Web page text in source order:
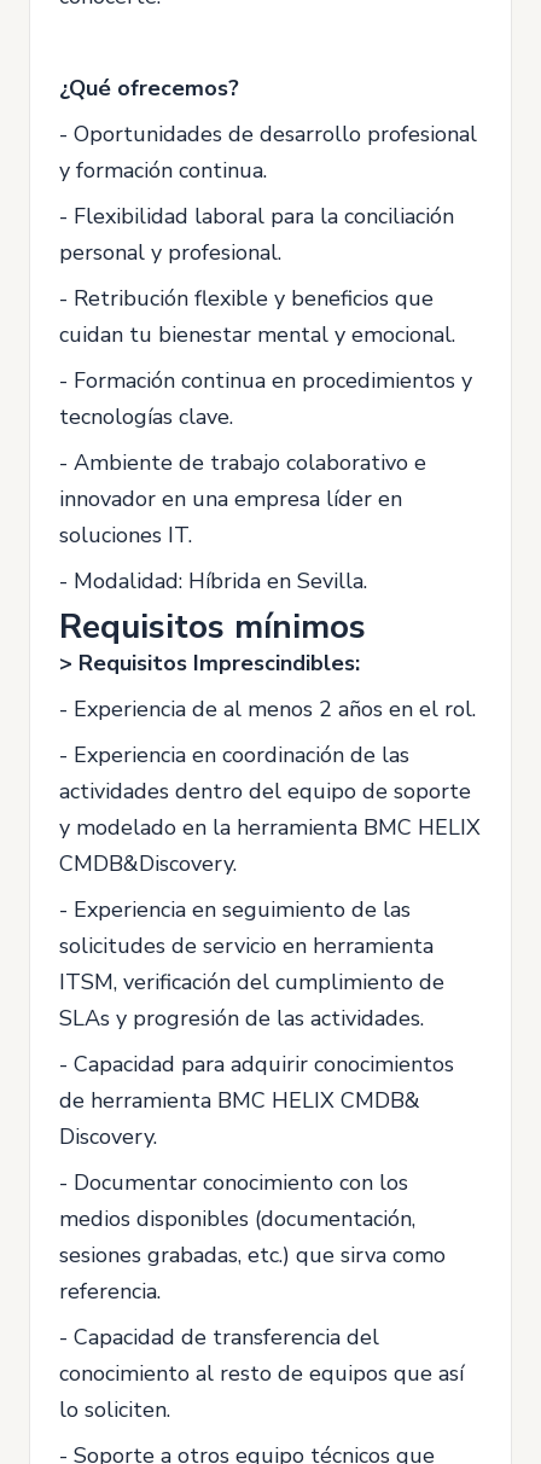
¿Qué ofrecemos?
- Oportunidades de desarrollo profesional
y formación continua.
- Flexibilidad laboral para la conciliación
personal y profesional.
- Retribución flexible y beneficios que
cuidan tu bienestar mental y emocional.
- Formación continua en procedimientos y
tecnologías clave.
- Ambiente de trabajo colaborativo e
innovador en una empresa líder en
soluciones IT.
- Modalidad: Híbrida en Sevilla.
Requisitos mínimos
> Requisitos Imprescindibles:
- Experiencia de al menos 2 años en el rol.
- Experiencia en coordinación de las
actividades dentro del equipo de soporte
y modelado en la herramienta BMC HELIX
CMDB&Discovery.
- Experiencia en seguimiento de las
solicitudes de servicio en herramienta
ITSM, verificación del cumplimiento de
SLAs y progresión de las actividades.
- Capacidad para adquirir conocimientos
de herramienta BMC HELIX CMDB&
Discovery.
- Documentar conocimiento con los
medios disponibles (documentación,
sesiones grabadas, etc.) que sirva como
referencia.
- Capacidad de transferencia del
conocimiento al resto de equipos que así
lo soliciten.
- Soporte a otros equipo técnicos que